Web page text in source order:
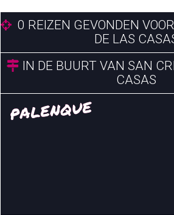
0 REIZEN GEVONDEN
DE LAS
IN DE BUURT VAN SAN
CASAS
PALENQUE